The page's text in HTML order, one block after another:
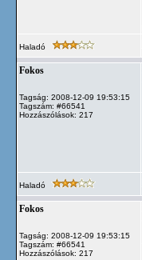
Haladó
Fokos
Tagság: 2008-12-09 19:53:15
Tagszám: #66541
Hozzászólások: 217
Haladó
Fokos
Tagság: 2008-12-09 19:53:15
Tagszám: #66541
Hozzászólások: 217